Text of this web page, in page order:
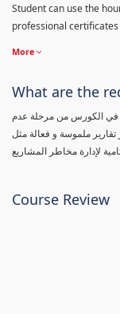
Student can use the
professional
More
What are the
في الكورس من مرحلة عدم
ملموسة و فعالة مثل
Course Review